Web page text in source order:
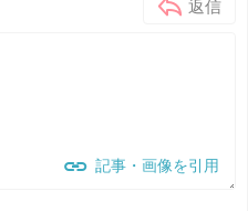
返信
記事・画像を引用